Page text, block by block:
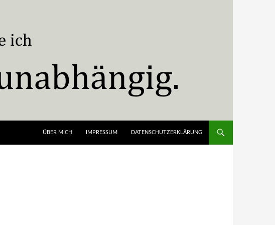
ÜBER MICH IMPRESSUM DATENSCHUTZERKLÄRUNG